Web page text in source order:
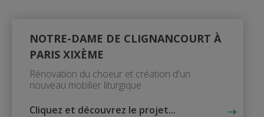
NOTRE-DAME DE CLIGNANCOURT À
PARIS XIXÈME
Rénovation du choeur et création d'un
nouveau mobilier liturgique
Cliquez et découvrez le projet...